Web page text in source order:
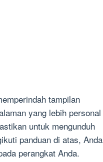
tampilan
yang lebih personal
untuk mengunduh
panduan di atas, Anda
perangkat Anda.